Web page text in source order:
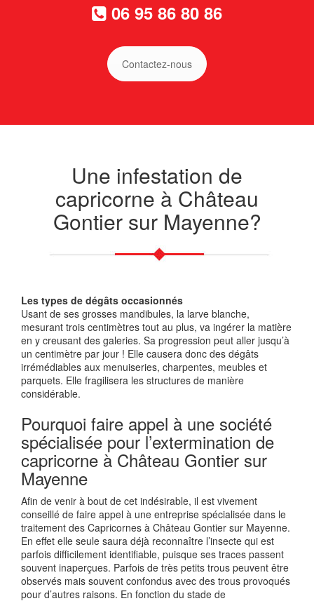
06 95 86 80 86
Contactez-nous
Une infestation de
capricorne à Château
Gontier sur Mayenne?
Les types de dégâts occasionnés
Usant de ses grosses mandibules, la larve blanche,
mesurant trois centimètres tout au plus, va ingérer la matière
en y creusant des galeries. Sa progression peut aller jusqu’à
un centimètre par jour ! Elle causera donc des dégâts
irrémédiables aux menuiseries, charpentes, meubles et
parquets. Elle fragilisera les structures de manière
considérable.
Pourquoi faire appel à une société
spécialisée pour l’extermination de
capricorne à Château Gontier sur
Mayenne
Afin de venir à bout de cet indésirable, il est vivement
conseillé de faire appel à une entreprise spécialisée dans le
traitement des Capricornes à Château Gontier sur Mayenne.
En effet elle seule saura déjà reconnaître l’insecte qui est
parfois difficilement identifiable, puisque ses traces passent
souvent inaperçues. Parfois de très petits trous peuvent être
observés mais souvent confondus avec des trous provoqués
pour d’autres raisons. En fonction du stade de